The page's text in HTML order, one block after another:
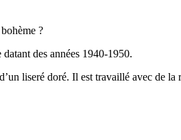
?
des années 1940-1950.
liseré doré. Il est travaillé avec de